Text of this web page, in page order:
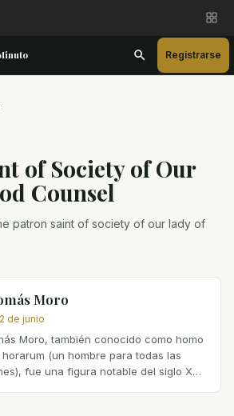
Registrarse
ofSociety of Our
Counsel
patron saint of society of our lady of
Moro
de junio
Moro, también conocido como homo
horarum (un hombre para todas las
fue una figura notable del siglo XVI.